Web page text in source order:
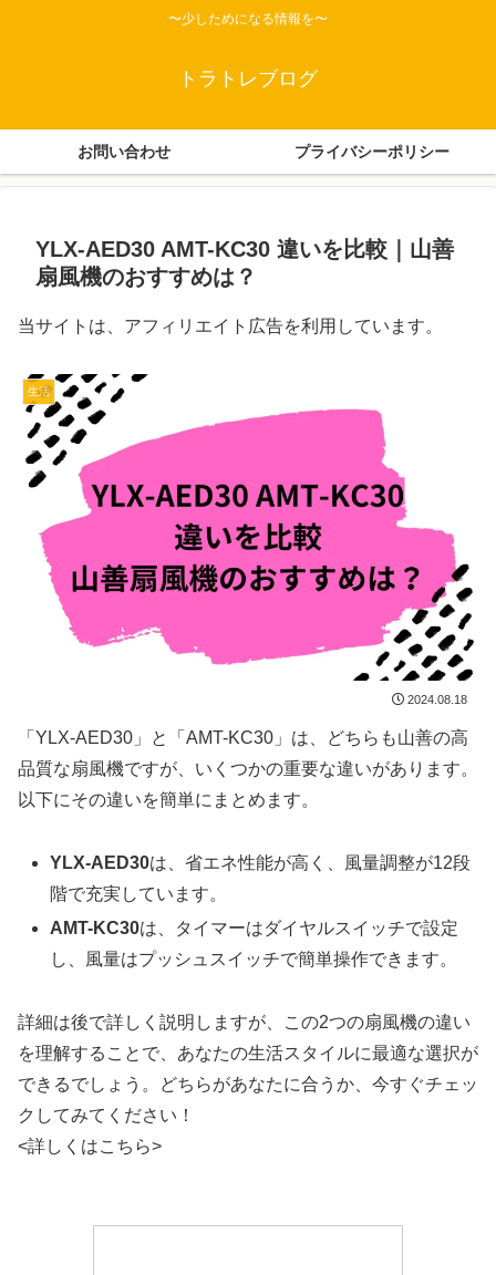
〜少しためになる情報を〜
トラトレブログ
お問い合わせ プライバシーポリシー
YLX-AED30 AMT-KC30 違いを比較｜山善
扇風機のおすすめは？
当サイトは、アフィリエイト広告を利用しています。
生活
2024.08.18
「YLX-AED30」と「AMT-KC30」は、どちらも山善の高
品質な扇風機ですが、いくつかの重要な違いがあります。
以下にその違いを簡単にまとめます。
YLX-AED30は、省エネ性能が高く、風量調整が12段
階で充実しています。
AMT-KC30は、タイマーはダイヤルスイッチで設定
し、風量はプッシュスイッチで簡単操作できます。
詳細は後で詳しく説明しますが、この2つの扇風機の違い
を理解することで、あなたの生活スタイルに最適な選択が
できるでしょう。どちらがあなたに合うか、今すぐチェッ
クしてみてください！
<詳しくはこちら>